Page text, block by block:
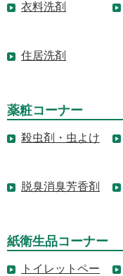
衣料洗剤
住居洗剤
薬粧コーナー
殺虫剤・虫よけ
脱臭消臭芳香剤
紙衛生品コーナー
トイレットペー